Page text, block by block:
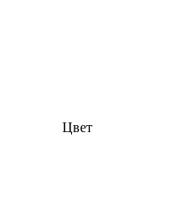
Цвет